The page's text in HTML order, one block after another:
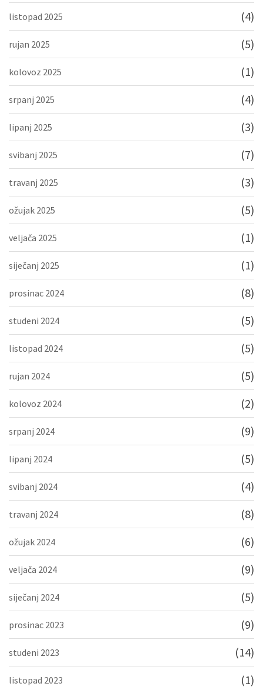
listopad 2025 (4)
rujan 2025 (5)
kolovoz 2025 (1)
srpanj 2025 (4)
lipanj 2025 (3)
svibanj 2025 (7)
travanj 2025 (3)
ožujak 2025 (5)
veljača 2025 (1)
siječanj 2025 (1)
prosinac 2024 (8)
studeni 2024 (5)
listopad 2024 (5)
rujan 2024 (5)
kolovoz 2024 (2)
srpanj 2024 (9)
lipanj 2024 (5)
svibanj 2024 (4)
travanj 2024 (8)
ožujak 2024 (6)
veljača 2024 (9)
siječanj 2024 (5)
prosinac 2023 (9)
studeni 2023 (14)
listopad 2023 (1)